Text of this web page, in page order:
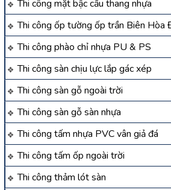
Thi công mặt bậc cầu thang nhựa
Thi công ốp tường ốp trần Biên Hòa
Thi công phào chỉ nhựa PU & PS
Thi công sàn chịu lực lắp gác xép
Thi công sàn gỗ ngoài trời
Thi công sàn gỗ sàn nhựa
Thi công tấm nhựa PVC vân giả đá
Thi công tấm ốp ngoài trời
Thi công thảm lót sàn